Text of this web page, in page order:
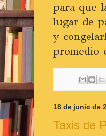
para que
lugar de
y
promedio
18 de junio de
Taxis de